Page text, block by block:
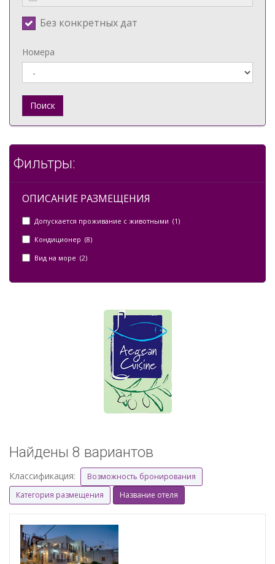
Без конкретных дат
Номера
Поиск
Фильтры:
ОПИСАНИЕ РАЗМЕЩЕНИЯ
Допускается проживание с животными (1)
Кондиционер (8)
Вид на море (2)
Найдены 8 вариантов
Классификация:
Возможность бронирования
Категория размещения
Название отеля